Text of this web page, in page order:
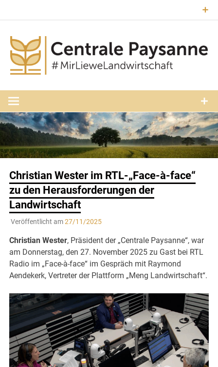
Christian Wester im RTL-„Face-à-face“
zu den Herausforderungen der
Landwirtschaft
Veröffentlicht am27/11/2025
Christian Wester, Präsident der „Centrale Paysanne“, war
am Donnerstag, den 27. November 2025 zu Gast bei RTL
Radio im „Face-à-face“ im Gespräch mit Raymond
Aendekerk, Vertreter der Plattform „Meng Landwirtschaft“.